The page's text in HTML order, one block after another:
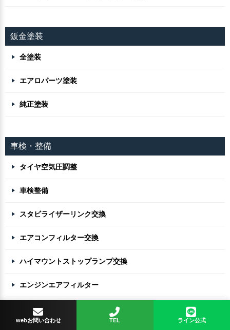
鈑金塗装
全塗装
エアロパーツ塗装
純正塗装
車検・整備
タイヤ空気圧調整
車検整備
スタビライザーリンク交換
エアコンフィルター交換
ハイマウントストップランプ交換
エンジンエアフィルター
一般整備
webお問い合わせ TEL ライン公式